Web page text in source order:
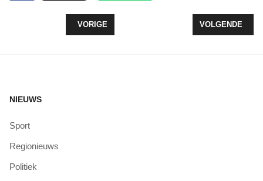
VORIG ARTIKEL: ZOMERACTIVITEITEN VOOR
VORIGE VOLGENDE
VOLGENDE
NIEUWS
Sport
Regionieuws
Politiek